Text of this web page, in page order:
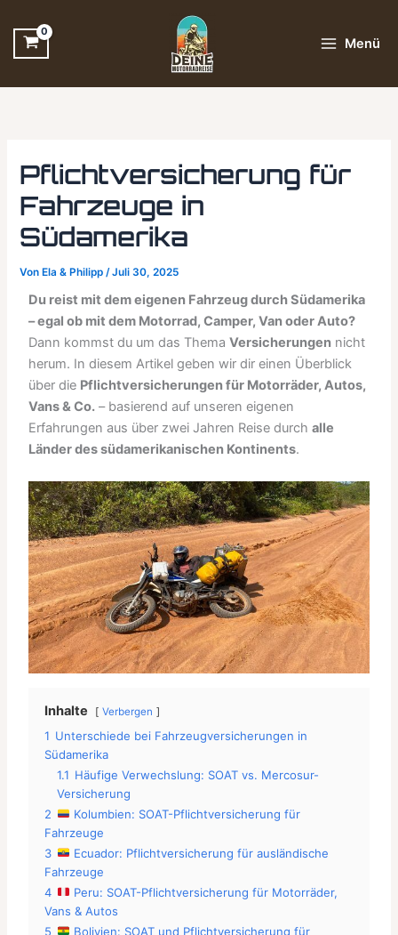
Inhalt
springen
Menü
Pflichtversicherung für
Fahrzeuge in
Südamerika
Von Ela & Philipp/Juli 30, 2025
Du reist mit dem eigenen Fahrzeug durch Südamerika
– egal ob mit dem Motorrad, Camper, Van oder Auto?
Dann kommst du um das ThemaVersicherungen nicht
herum. In diesem Artikel geben wir dir einen Überblick
über die Pflichtversicherungen für Motorräder, Autos,
Vans & Co. – basierend auf unseren eigenen
Erfahrungen aus über zwei Jahren Reise durchalle
Länder des südamerikanischen Kontinents.
Inhalte Verbergen
1 Unterschiede bei Fahrzeugversicherungen in
Südamerika
1.1 Häufige Verwechslung: SOAT vs. Mercosur-
Versicherung
2
Kolumbien: SOAT-Pflichtversicherung für
Fahrzeuge
3
Ecuador: Pflichtversicherung für ausländische
Fahrzeuge
4
Peru: SOAT-Pflichtversicherung für Motorräder,
Vans & Autos
5
Bolivien: SOAT und Pflichtversicherung für